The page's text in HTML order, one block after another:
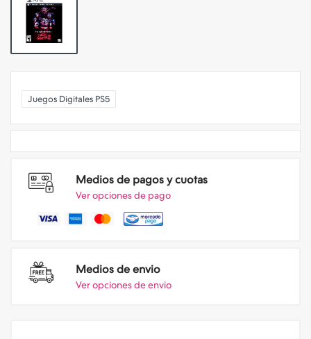
Juegos Digitales PS5
Medios de pagos y cuotas
Ver opciones de pago
Medios de envio
Ver opciones de envio